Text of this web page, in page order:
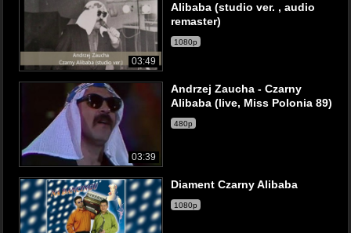
03:49
Alibaba (studio ver. , audio
remaster)
1080p
03:39
Andrzej Zaucha - Czarny
Alibaba (live, Miss Polonia 89)
480p
Diament Czarny Alibaba
1080p